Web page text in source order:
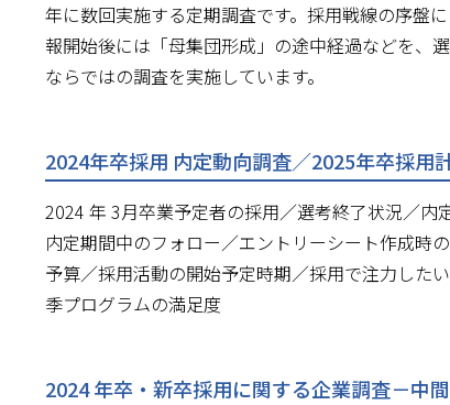
年に数回実施する定期調査です。採用戦線の序盤
報開始後には「母集団形成」の途中経過などを、
ならではの調査を実施しています。
2024年卒採用 内定動向調査／2025年卒採用
2024 年 3月卒業予定者の採用／選考終了状況／
内定期間中のフォロー／エントリーシート作成時
予算／採用活動の開始予定時期／採用で注力した
季プログラムの満足度
2024 年卒・新卒採用に関する企業調査－中